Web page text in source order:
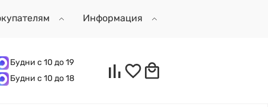
Информация
Будни с 10 до 19
Будни с 10 до 18